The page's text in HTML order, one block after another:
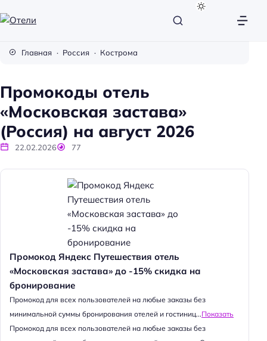
и
Главная Россия Кострома
Промокоды отель
«Московская застава»
(Россия) на август 2026
22.02.2026 77
Промокод Яндекс Путешествия отель
«Московская застава» до -15% скидка на
бронирование
Промокод для всех пользователей на любые заказы без
минимальной суммы бронирования отелей и гостиниц...Показать
Промокод для всех пользователей на любые заказы без